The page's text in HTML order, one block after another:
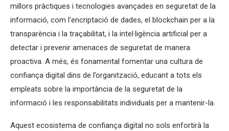
millors pràctiques i tecnologies avançades en seguretat de la
informació, com l’encriptació de dades, el blockchain per a la
transparència i la traçabilitat, i la intel·ligència artificial per a
detectar i prevenir amenaces de seguretat de manera
proactiva. A més, és fonamental fomentar una cultura de
confiança digital dins de l’organització, educant a tots els
empleats sobre la importància de la seguretat de la
informació i les responsabilitats individuals per a mantenir-la.
Aquest ecosistema de confiança digital no sols enfortirà la